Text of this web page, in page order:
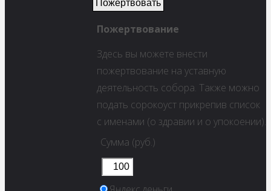
Пожертвование
Здесь вы можете внести
пожертвование на уставную
деятельность собора. Также можно
подать сорокоуст прикрепив список
с именами (о здравии и о упокоении).
Сумма (руб.)